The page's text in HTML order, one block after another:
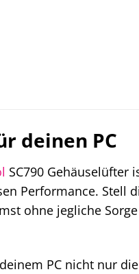
deinen PC
SC790 Gehäuselüfter
Performance. Stell
ohne jegliche
PC nicht nur